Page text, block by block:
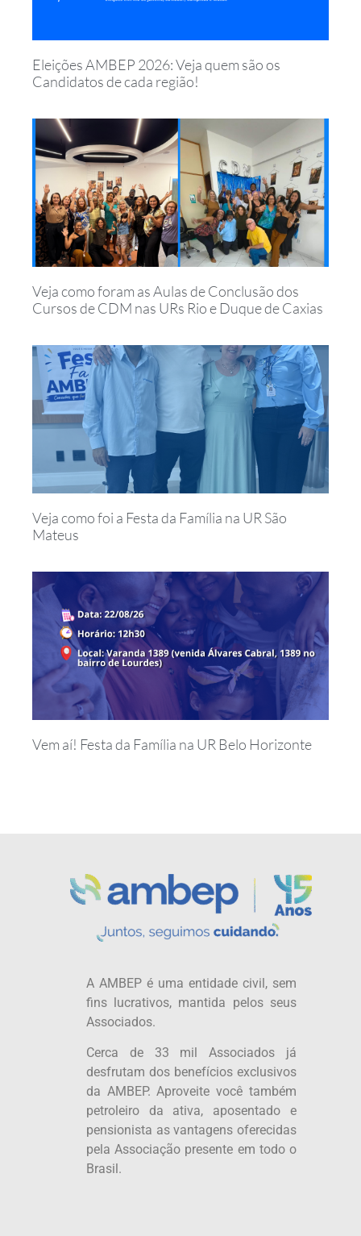
Eleições AMBEP 2026: Veja quem são os
Candidatos de cada região!
Veja como foram as Aulas de Conclusão dos
Cursos de CDM nas URs Rio e Duque de Caxias
Veja como foi a Festa da Família na UR São
Mateus
Vem aí! Festa da Família na UR Belo Horizonte
A AMBEP é uma entidade civil, sem
fins lucrativos, mantida pelos seus
Associados.
Cerca de 33 mil Associados já
desfrutam dos benefícios exclusivos
da AMBEP. Aproveite você também
petroleiro da ativa, aposentado e
pensionista as vantagens oferecidas
pela Associação presente em todo o
Brasil.